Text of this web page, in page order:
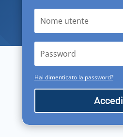
Hai dimenticato la password?
Accedi